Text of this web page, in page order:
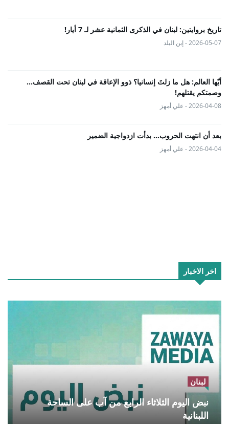
تاريخ بروايتين: لبنان في الذكرى الثمانية عشر لـ 7 أيار!
2026-05-07 - إبن البلد
أيّها العالم: هل ما زلتَ إنسانيا؟ ذوو الإعاقة في لبنان تحت القصف...
وصمتكم يقتلهم!
2026-04-08 - علي أمهز
بعد أن انتهت الحروب… بدأت ازدواجية الضمير
2026-04-04 - علي أمهز
اخر الاخبار
لبنان
نبض اليوم الثلاثاء الرابع من آب على الساحة
اللبنانية